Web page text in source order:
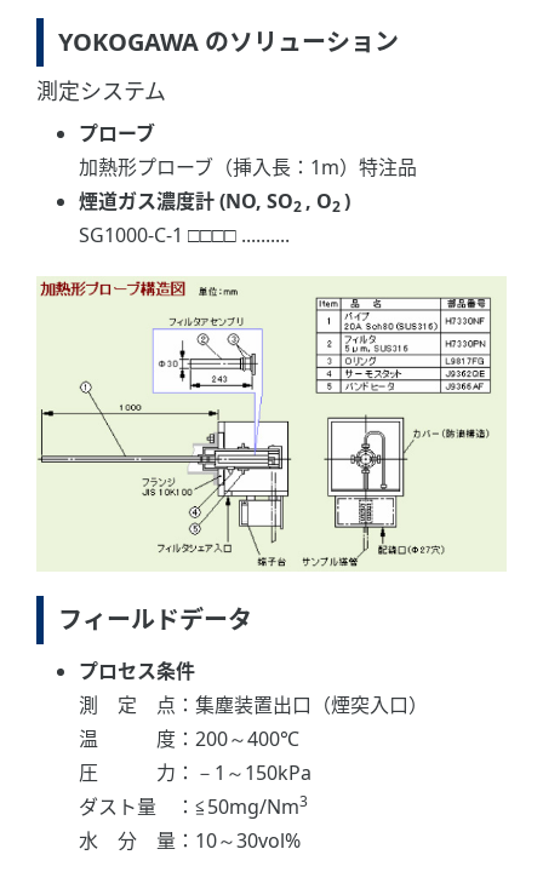
YOKOGAWA のソリューション
測定システム
プローブ
加熱形プローブ（挿入長：1m）特注品
煙道ガス濃度計 (NO, SO2 , O2)
SG1000-C-1 □□□□ ..........
フィールドデータ
プロセス条件
測 定 点：集塵装置出口（煙突入口）
温 度：200～400℃
圧 力：－1～150kPa
ダスト量 ：≦50mg/Nm3
水 分 量：10～30vol%